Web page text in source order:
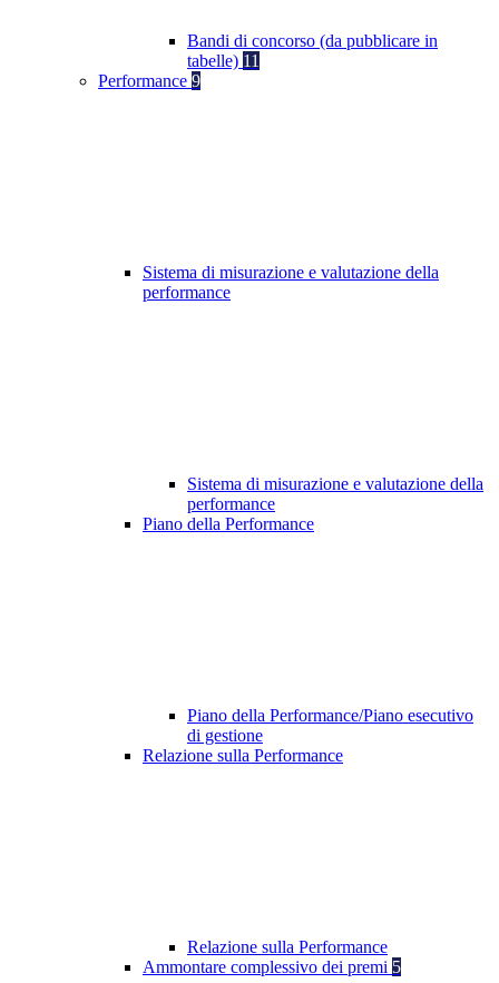
Bandi di concorso (da pubblicare in
tabelle) 11
Performance 9
Sistema di misurazione e valutazione della
performance
Sistema di misurazione e valutazione della
performance
Piano della Performance
Piano della Performance/Piano esecutivo
di gestione
Relazione sulla Performance
Relazione sulla Performance
Ammontare complessivo dei premi 5